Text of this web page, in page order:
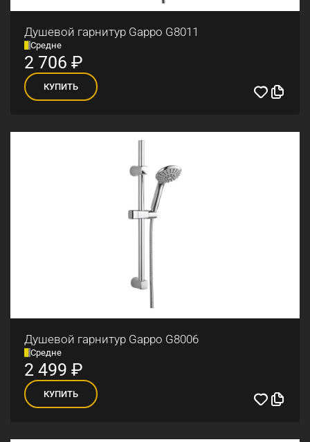
Душевой гарнитур Gappo G8011
Средне
2 706 ₽
КУПИТЬ
Душевой гарнитур Gappo G8006
Средне
2 499 ₽
КУПИТЬ